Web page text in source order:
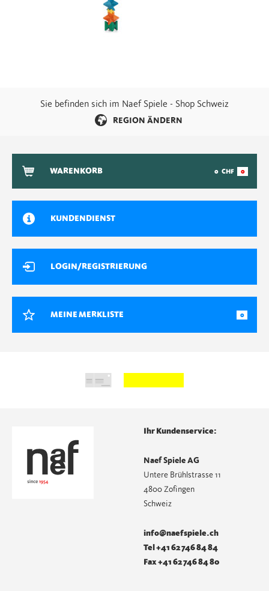
Sie befinden sich im Naef Spiele - Shop Schweiz
REGION ÄNDERN
WARENKORB 0 CHF 0
KUNDENDIENST
LOGIN/REGISTRIERUNG
MEINE MERKLISTE 0
Ihr Kundenservice:
Naef Spiele AG
Untere Brühlstrasse 11
4800 Zofingen
Schweiz
info@naefspiele.ch
Tel +41 62 746 84 84
Fax +41 62 746 84 80